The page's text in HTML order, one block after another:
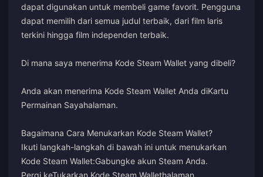
dapat digunakan untuk membeli game favorit. Pengguna
dapat memilih dari semua judul terbaik, dari film laris
terkini hingga film independen terbaik.
Di mana saya menerima Kode Steam Wallet yang dibeli?
Anda akan menerima Kode Steam Wallet Anda diKartu
Permainan Sayahalaman.
Bagaimana Cara Menukarkan Kode Steam Wallet?
Ikuti langkah-langkah di bawah ini untuk menukarkan
Kode Steam Wallet:Gabungke akun Steam Anda.
Pergi keTukarkan Kode Steam Wallethalaman.